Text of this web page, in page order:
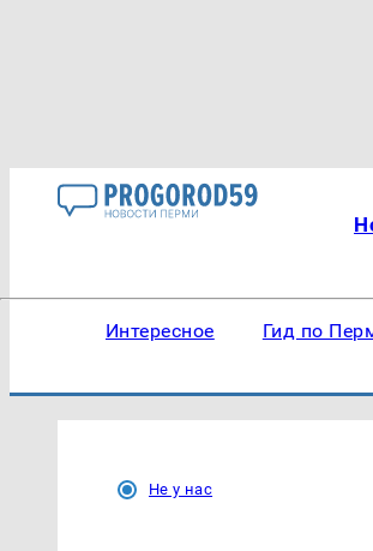
Интересное Гид по
Не у нас